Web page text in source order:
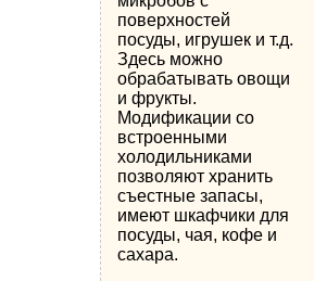
поверхностей
посуды, игрушек и т.д.
Здесь можно
обрабатывать овощи
и фрукты.
Модификации со
встроенными
холодильниками
позволяют хранить
съестные запасы,
имеют шкафчики для
посуды, чая, кофе и
сахара.